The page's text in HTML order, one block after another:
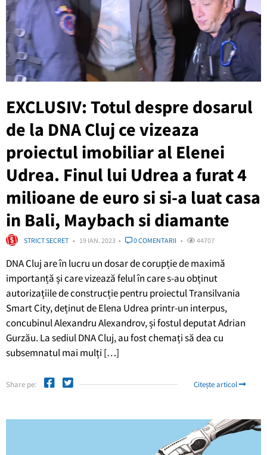
EXCLUSIV: Totul despre dosarul
de la DNA Cluj ce vizeaza
proiectul imobiliar al Elenei
Udrea. Finul lui Udrea a furat 4
milioane de euro si si-a luat casa
in Bali, Maybach si diamante
STRICT SECRET 19 IAN. 2023 0 COMENTARII 44707
DNA Cluj are în lucru un dosar de corupție de maximă
importanță și care vizează felul în care s-au obținut
autorizațiile de construcție pentru proiectul Transilvania
Smart City, deținut de Elena Udrea printr-un interpus,
concubinul Alexandru Alexandrov, și fostul deputat Adrian
Gurzău. La sediul DNA Cluj, au fost chemați să dea cu
subsemnatul mai mulți […]
Share pe: Citește articol